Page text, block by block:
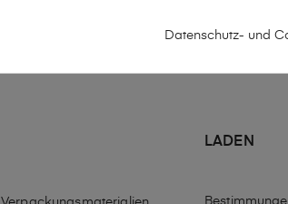
LADEN
Datenschutz- und